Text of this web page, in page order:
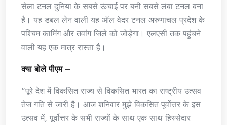
सेला टनल दुनिया के सबसे ऊंचाई पर बनी सबसे लंबा टनल बना
है। यह डबल लेन वाली यह ऑल वेदर टनल अरुणाचल प्रदेश के
पश्चिम कामिंग और तवांग जिले को जोड़ेगा। एलएसी तक पहुंचने
वाली यह एक मात्र रास्ता है।
क्या बोले पीएम –
“पूरे देश में विकसित राज्य से विकसित भारत का राष्ट्रीय उत्सव
तेज गति से जारी है। आज शनिवार मुझे विकसित पूर्वोत्तर के इस
उत्सव में, पूर्वोत्तर के सभी राज्यों के साथ एक साथ हिस्सेदार